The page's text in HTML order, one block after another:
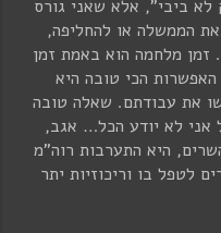
ביבי", אלא שאני גורס
הממשלה או להחליפה,
מלחמה הוא באמת זמן
האפשרות הכי טובה היא
את עבודתם. שאלה טובה
אני לא יודע הכל… אגב,
היא התערבות רוה"מ
לטפל בו וריכוזיות יתר